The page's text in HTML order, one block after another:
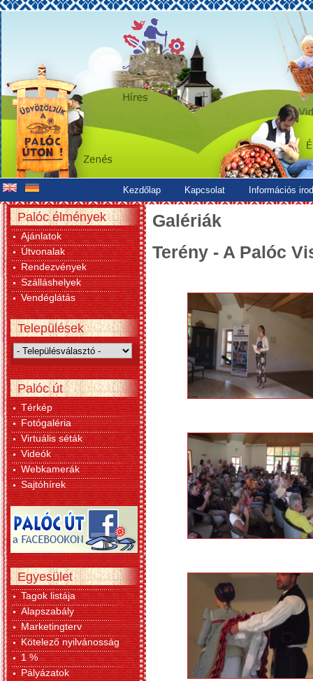
Kezdőlap Kapcsolat Információs
Palóc élmények
Ajánlatok
Útvonalak
Rendezvények
Szálláshelyek
Vendéglátás
Települések
Palóc út
Térkép
Fotógaléria
Virtuális séták
Videók
Webkamerák
Sajtóhírek
Egyesület
Tagok listája
Alapszabály
Marketingterv
Kötelező nyilvánosság
1 %
Pályázatok
Galériák
Terény - A Palóc